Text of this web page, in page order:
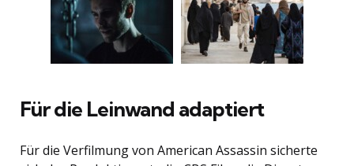
Für die Leinwand adaptiert
Für die Verfilmung von American Assassin sicherte